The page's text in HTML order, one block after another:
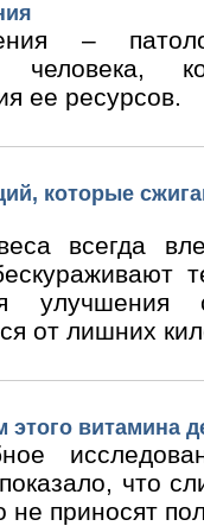
–
человека,
ее ресурсов.
которые
всегда
улучшения
от лишних
этого витамина
что
не приносят